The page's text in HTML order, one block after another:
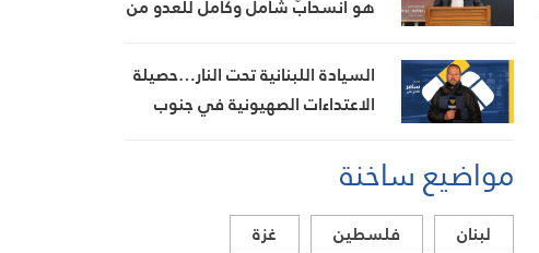
هو انسحابٌ شامل وكامل للعدو من
السيادة اللبنانية تحت النار…حصيلة
الاعتداءات الصهيونية في جنوب
مواضيع ساخنة
لبنان فلسطين
غزة